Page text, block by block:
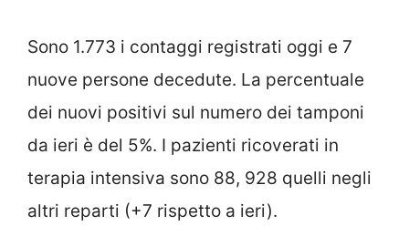
Sono 1.773 i contaggi registrati oggi e 7
nuove persone decedute. La percentuale
dei nuovi positivi sul numero dei tamponi
da ieri è del 5%. I pazienti ricoverati in
terapia intensiva sono 88, 928 quelli negli
altri reparti (+7 rispetto a ieri).